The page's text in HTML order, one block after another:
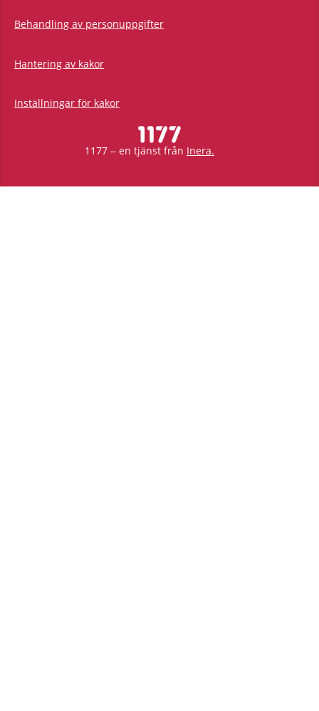
Behandling av personuppgifter
Hantering av kakor
Inställningar för kakor
1177 – en tjänst från Inera.